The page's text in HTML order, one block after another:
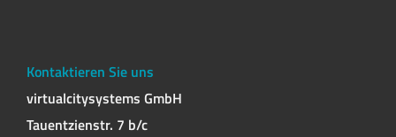
Kontaktieren Sie uns
virtualcitysystems GmbH
Tauentzienstr. 7 b/c